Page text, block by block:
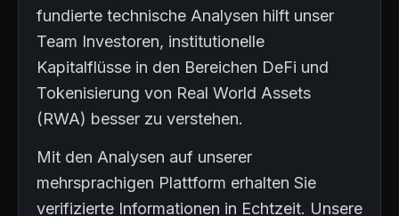
fundierte technische Analysen hilft unser
Team Investoren, institutionelle
Kapitalflüsse in den Bereichen DeFi und
Tokenisierung von Real World Assets
(RWA) besser zu verstehen.
Mit den Analysen auf unserer
mehrsprachigen Plattform erhalten Sie
verifizierte Informationen in Echtzeit. Unsere